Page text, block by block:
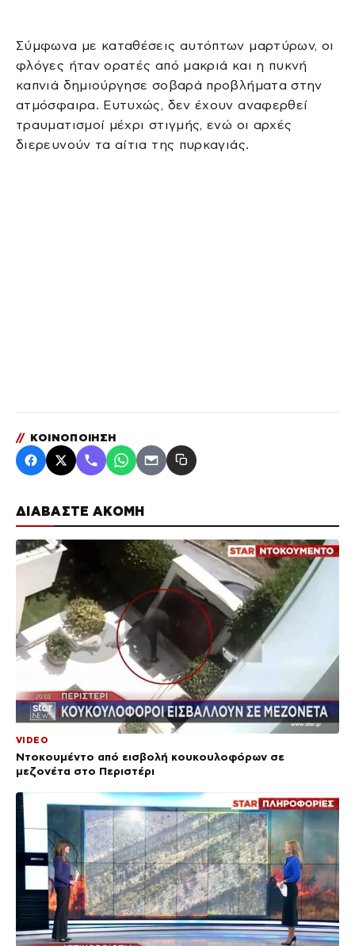
ΔΙΑΒΑΣΤΕ ΑΚΟΜΗ
VIDEO
Ντοκουμέντο από εισβολή κουκουλοφόρων σε
μεζονέτα στο Περιστέρι
Σύμφωνα με καταθέσεις αυτόπτων μαρτύρων, οι
φλόγες ήταν ορατές από μακριά και η πυκνή
καπνιά δημιούργησε σοβαρά προβλήματα στην
ατμόσφαιρα. Ευτυχώς, δεν έχουν αναφερθεί
τραυματισμοί μέχρι στιγμής, ενώ οι αρχές
διερευνούν τα αίτια της πυρκαγιάς.
// ΚΟΙΝΟΠΟΙΗΣΗ